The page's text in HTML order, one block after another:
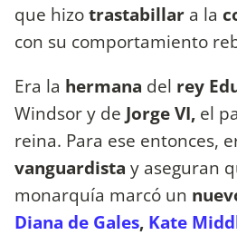
que hizotrastabillar a la
con su comportamiento
Era la hermana del rey
Windsor y de Jorge VI, el
reina. Para ese entonces,
vanguardista y aseguran
monarquía marcó un
Diana de Gales, Kate